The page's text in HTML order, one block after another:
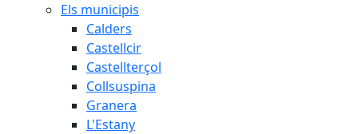
Els municipis
Calders
Castellcir
Castellterçol
Collsuspina
Granera
L'Estany